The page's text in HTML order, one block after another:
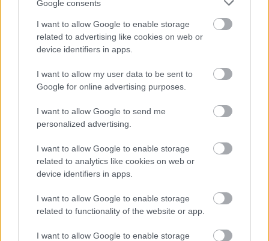
Google consents
I want to allow Google to enable storage
related to advertising like cookies on web or
device identifiers in apps.
I want to allow my user data to be sent to
Google for online advertising purposes.
I want to allow Google to send me
personalized advertising.
I want to allow Google to enable storage
related to analytics like cookies on web or
device identifiers in apps.
I want to allow Google to enable storage
related to functionality of the website or app.
I want to allow Google to enable storage
WEARABLE
TV
Porównania
Co kupić
Porady
Promocje
Hardware PC
Moto
AI
Redakcja
Reklama